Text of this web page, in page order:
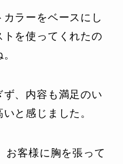
ラーをベースにし
を使ってくれたの
、内容も満足のい
と感じました。
お客様に胸を張って